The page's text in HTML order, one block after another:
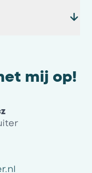
mij op!